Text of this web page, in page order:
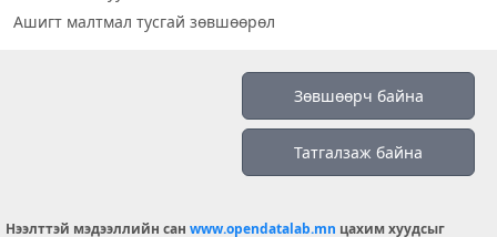
Ашигт малтмал тусгай зөвшөөрөл
info@opendatalab.mn
Зөвшөөрч байна
Татгалзаж байна
Нээлттэй мэдээллийн сан www.opendatalab.mn цахим хуудсыг